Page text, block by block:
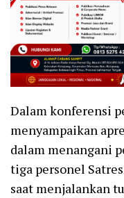
Dalam konferensi
menyampaikan
dalam menangani
tiga personel
saat menjalankan